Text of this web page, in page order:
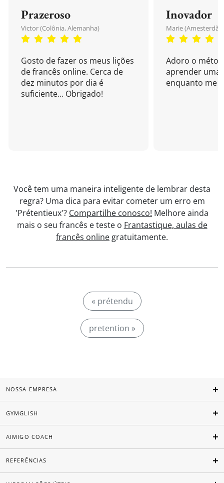
Prazeroso
Victor (Colônia, Alemanha)
Gosto de fazer os meus lições
de francês online. Cerca de
dez minutos por dia é
suficiente... Obrigado!
Inovador
Marie
Adoro o
aprender uma
enquanto me
Você tem uma maneira inteligente de lembrar desta
regra? Uma dica para evitar cometer um erro em
'Prétentieux'? Compartilhe conosco! Melhore ainda
mais o seu francês e teste o Frantastique, aulas de
francês online gratuitamente.
« prétendu
pretention »
NOSSA EMPRESA
GYMGLISH
AIMIGO COACH
REFERÊNCIAS